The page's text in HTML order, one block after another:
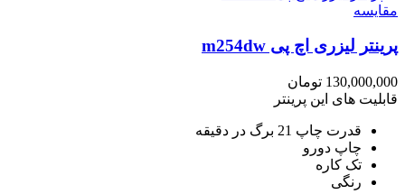
مقايسه
پرینتر لیزری اچ پی m254dw
130,000,000 تومان
قابلیت های این پرینتر
قدرت چاپ 21 برگ در دقیقه
چاپ دورو
تک کاره
رنگی